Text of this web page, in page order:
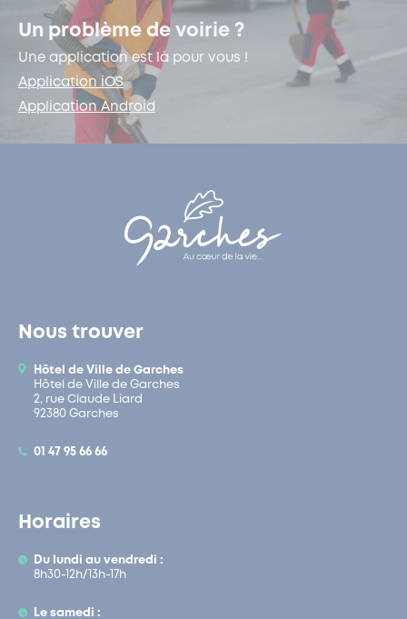
Un problème de voirie ?
Une application est là pour vous !
Application iOS
Application Android
Nous trouver
Hôtel de Ville de Garches
Hôtel de Ville de Garches
2, rue Claude Liard
92380 Garches
01 47 95 66 66
Horaires
Du lundi au vendredi :
8h30-12h/13h-17h
Le samedi :